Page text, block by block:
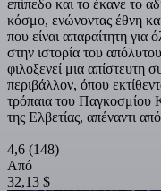
επίπεδο και το έκανε το
κόσμο, ενώνοντας έθνη
που είναι απαραίτητη για
στην ιστορία του
φιλοξενεί μια απίστευτη
περιβάλλον, όπου
τρόπαια του Παγκοσμίου
της Ελβετίας, απέναντι
4,6 (148)
Από
32,13 $